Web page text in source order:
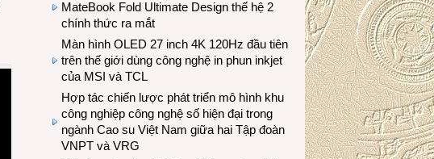
MateBook Fold Ultimate Design thế hệ 2
chính thức ra mắt
Màn hình OLED 27 inch 4K 120Hz đầu tiên
trên thế giới dùng công nghệ in phun inkjet
của MSI và TCL
Hợp tác chiến lược phát triển mô hình khu
công nghiệp công nghệ số hiện đại trong
ngành Cao su Việt Nam giữa hai Tập đoàn
VNPT và VRG